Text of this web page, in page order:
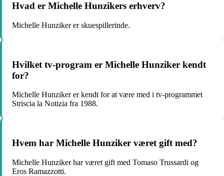
Hvad er Michelle Hunzikers erhverv?
Michelle Hunziker er skuespillerinde.
Hvilket tv-program er Michelle Hunziker kendt
for?
Michelle Hunziker er kendt for at være med i tv-programmet
Striscia la Notizia fra 1988.
Hvem har Michelle Hunziker været gift med?
Michelle Hunziker har været gift med Tomaso Trussardi og
Eros Ramazzotti.